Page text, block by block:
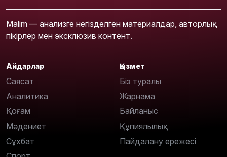
Malim — анализге негізделген материалдар, авторлық
пікірлер мен эксклюзив контент.
Айдарлар
Саясат
Аналитика
Қоғам
Мәдениет
Сұхбат
Қызмет
Біз туралы
Жарнама
Байланыс
Құпиялылық
Пайдалану ережесі